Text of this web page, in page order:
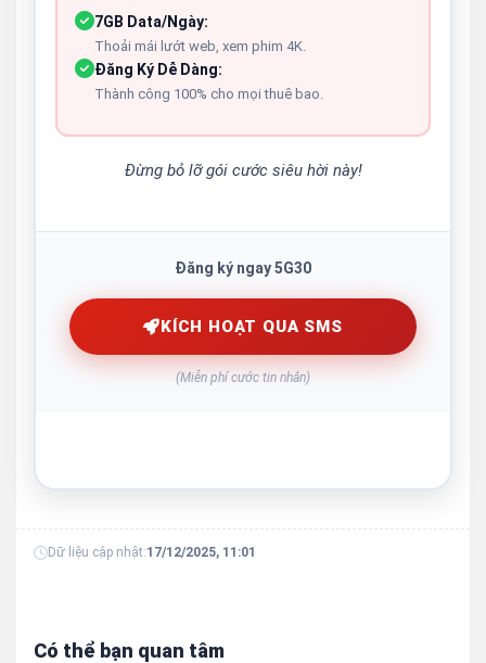
7GB Data/Ngày:
Thoải mái lướt web, xem phim 4K.
Đăng Ký Dễ Dàng:
Thành công 100% cho mọi thuê bao.
Đừng bỏ lỡ gói cước siêu hời này!
Đăng ký ngay 5G30
KÍCH HOẠT QUA SMS
(Miễn phí cước tin nhắn)
Dữ liệu cập nhật:17/12/2025, 11:01
Có thể bạn quan tâm